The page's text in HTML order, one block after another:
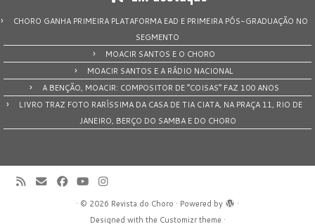
CHORO GANHA PRIMEIRA PLATAFORMA EAD E PRIMEIRA PÓS-GRADUAÇÃO NO
SEGMENTO
MOACIR SANTOS E O CHORO
MOACIR SANTOS E A RÁDIO NACIONAL
A BENÇÃO, MOACIR: COMPOSITOR DE “COISAS” FAZ 100 ANOS
LIVRO TRAZ FOTO RARÍSSIMA DA CASA DE TIA CIATA, NA PRAÇA 11, RIO DE
JANEIRO, BERÇO DO SAMBA E DO CHORO
· © 2026 Revista do Choro · Powered by
·
Designed with the Customizr theme ·